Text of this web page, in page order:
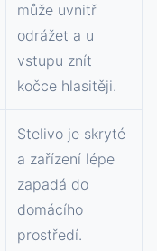
může uvnitř
odrážet a u
vstupu znít
kočce hlasitěji.
Stelivo je skryté
a zařízení lépe
zapadá do
domácího
prostředí.